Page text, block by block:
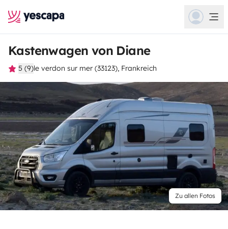
Kastenwagen von Diane
5 (9)le verdon sur mer (33123), Frankreich
Zu allen Fotos